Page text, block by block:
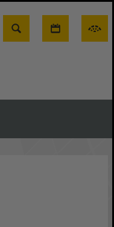
Suche